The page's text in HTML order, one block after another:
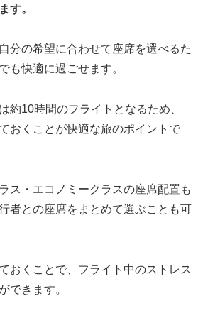
す。
分の希望に合わせて座席を選べるた
も快適に過ごせます。
約10時間のフライトとなるため、
おくことが快適な旅のポイントで
ス・エコノミークラスの座席配置も
者との座席をまとめて選ぶことも可
おくことで、フライト中のストレス
できます。